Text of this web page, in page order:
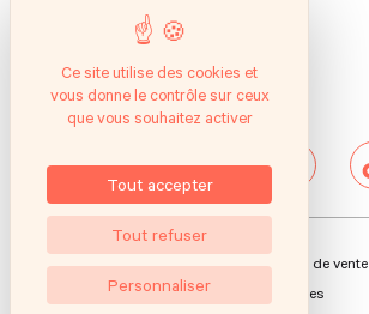
Evènement & Réception / Fournisseur
Service client
Professionnels
Entreprises
Suivez nous
Conditions générales de vente
Mentions légales
Ce site utilise des cookies et
vous donne le contrôle sur ceux
que vous souhaitez activer
Tout accepter
Tout refuser
Personnaliser